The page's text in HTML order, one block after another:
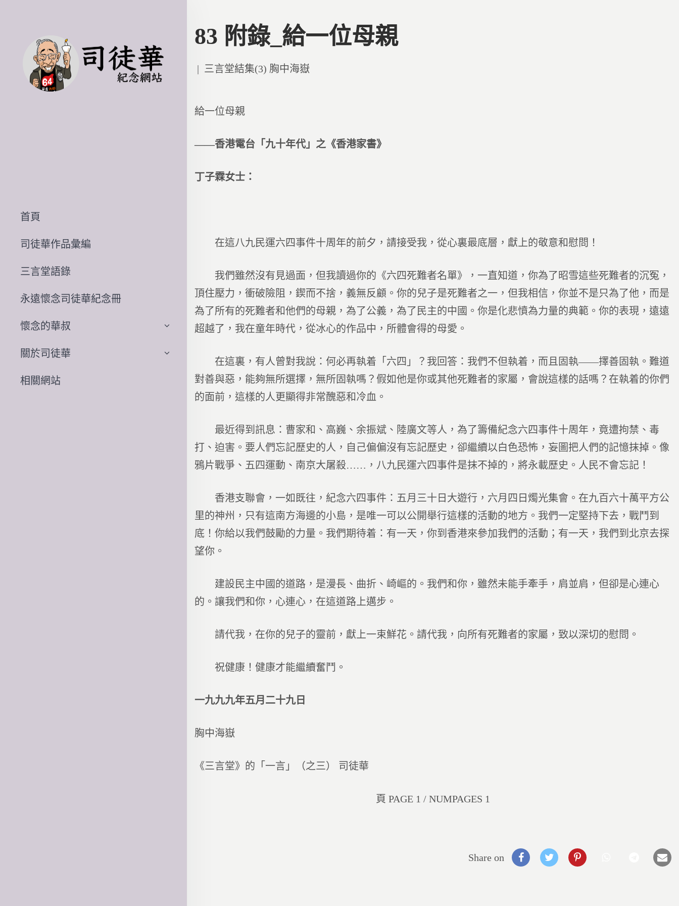
首頁
司徒華作品彙編
三言堂語錄
永遠懷念司徒華紀念冊
懷念的華叔
關於司徒華
相關網站
83 附錄_給一位母親
Posted
三言堂結集(3) 胸中海嶽
給一位母親
――香港電台「九十年代」之《香港家書》
丁子霖女士：
在這八九民運六四事件十周年的前夕，請接受我，從心裏最底層，獻上的敬意和慰問！
我們雖然沒有見過面，但我讀過你的《六四死難者名單》，一直知道，你為了昭雪這些死難者的沉冤，
頂住壓力，衝破險阻，鍥而不捨，義無反顧。你的兒子是死難者之一，但我相信，你並不是只為了他，而是
為了所有的死難者和他們的母親，為了公義，為了民主的中國。你是化悲憤為力量的典範。你的表現，遠遠
超越了，我在童年時代，從冰心的作品中，所體會得的母愛。
在這裏，有人曾對我說：何必再執着「六四」？我回答：我們不但執着，而且固執――擇善固執。難道
對善與惡，能夠無所選擇，無所固執嗎？假如他是你或其他死難者的家屬，會說這樣的話嗎？在執着的你們
的面前，這樣的人更顯得非常醜惡和冷血。
最近得到訊息：曹家和、高巍、余振斌、陸廣文等人，為了籌備紀念六四事件十周年，竟遭拘禁、毒
打、迫害。要人們忘記歷史的人，自己偏偏沒有忘記歷史，卻繼續以白色恐怖，妄圖把人們的記憶抹掉。像
鴉片戰爭、五四運動、南京大屠殺……，八九民運六四事件是抹不掉的，將永載歷史。人民不會忘記！
香港支聯會，一如既往，紀念六四事件：五月三十日大遊行，六月四日燭光集會。在九百六十萬平方公
里的神州，只有這南方海邊的小島，是唯一可以公開舉行這樣的活動的地方。我們一定堅持下去，戰鬥到
底！你給以我們鼓勵的力量。我們期待着：有一天，你到香港來參加我們的活動；有一天，我們到北京去探
望你。
建設民主中國的道路，是漫長、曲折、崎嶇的。我們和你，雖然未能手牽手，肩並肩，但卻是心連心
的。讓我們和你，心連心，在這道路上邁步。
請代我，在你的兒子的靈前，獻上一束鮮花。請代我，向所有死難者的家屬，致以深切的慰問。
祝健康！健康才能繼續奮鬥。
一九九九年五月二十九日
胸中海嶽
《三言堂》的「一言」（之三） 司徒華
頁 PAGE 1 / NUMPAGES 1
Share on